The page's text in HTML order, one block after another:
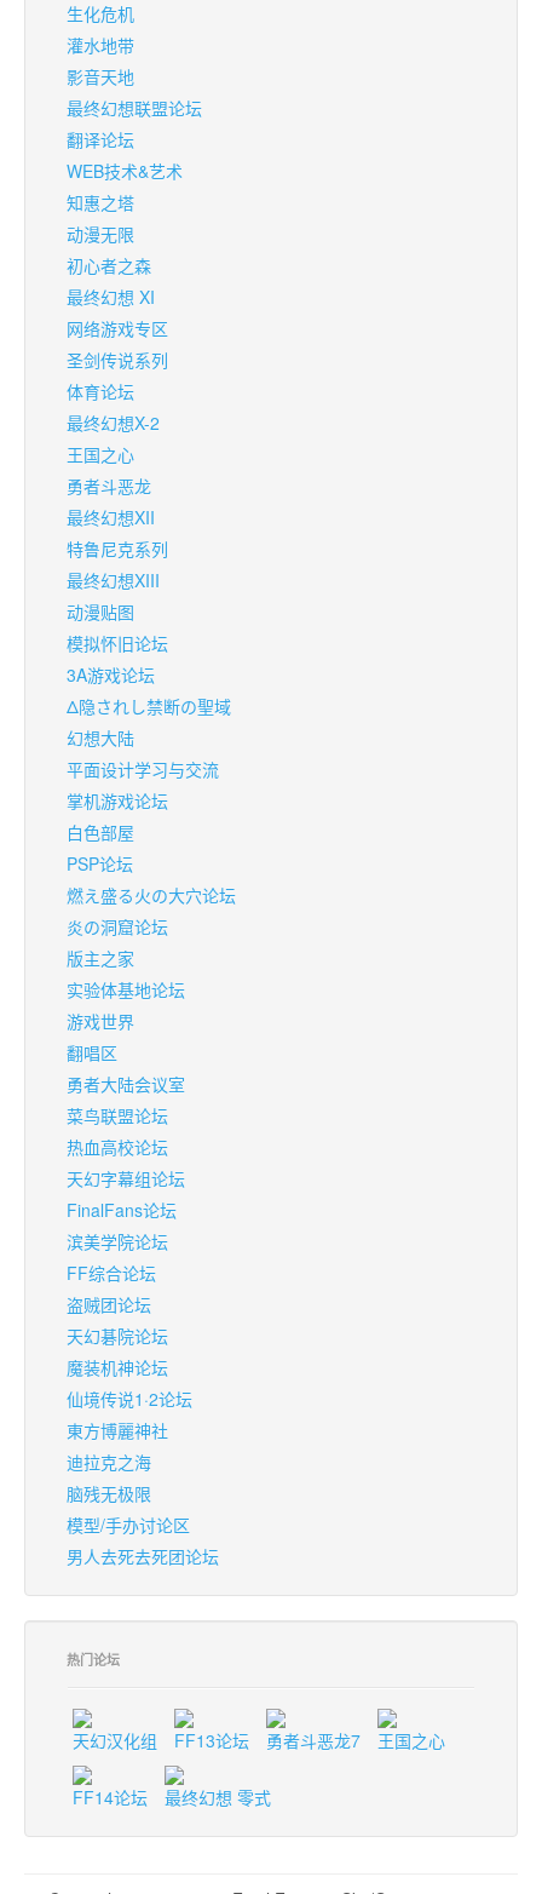
生化危机
灌水地带
影音天地
最终幻想联盟论坛
翻译论坛
WEB技术&艺术
知惠之塔
动漫无限
初心者之森
最终幻想 XI
网络游戏专区
圣剑传说系列
体育论坛
最终幻想X-2
王国之心
勇者斗恶龙
最终幻想XII
特鲁尼克系列
最终幻想XIII
动漫贴图
模拟怀旧论坛
3A游戏论坛
Δ隐されし禁断の聖域
幻想大陆
平面设计学习与交流
掌机游戏论坛
白色部屋
PSP论坛
燃え盛る火の大穴论坛
炎の洞窟论坛
版主之家
实验体基地论坛
游戏世界
翻唱区
勇者大陆会议室
菜鸟联盟论坛
热血高校论坛
天幻字幕组论坛
FinalFans论坛
滨美学院论坛
FF综合论坛
盗贼团论坛
天幻碁院论坛
魔装机神论坛
仙境传说1·2论坛
東方博麗神社
迪拉克之海
脑残无极限
模型/手办讨论区
男人去死去死团论坛
热门论坛
天幻汉化组 FF13论坛 勇者斗恶龙7 王国之心
FF14论坛 最终幻想 零式